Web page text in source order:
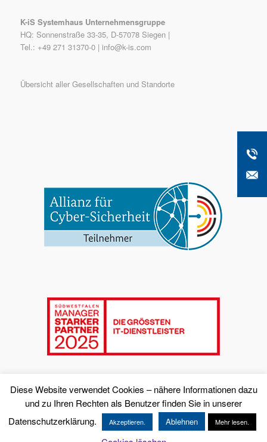
K-iS Systemhaus Unternehmensgruppe
HQ: Sonnenstraße 33-35, D-57078 Siegen |
Tel.: +49 271 31370-0 | info@k-is.com
Übersicht aller Gesellschaften und Standorte
© Copyright - K-iS Systemhaus Unternehmensgruppe
Diese Website verwendet Cookies – nähere Informationen dazu
und zu Ihren Rechten als Benutzer finden Sie in unserer
Datenschutzerklärung.
Akzeptieren. Ablehnen Mehr lesen.